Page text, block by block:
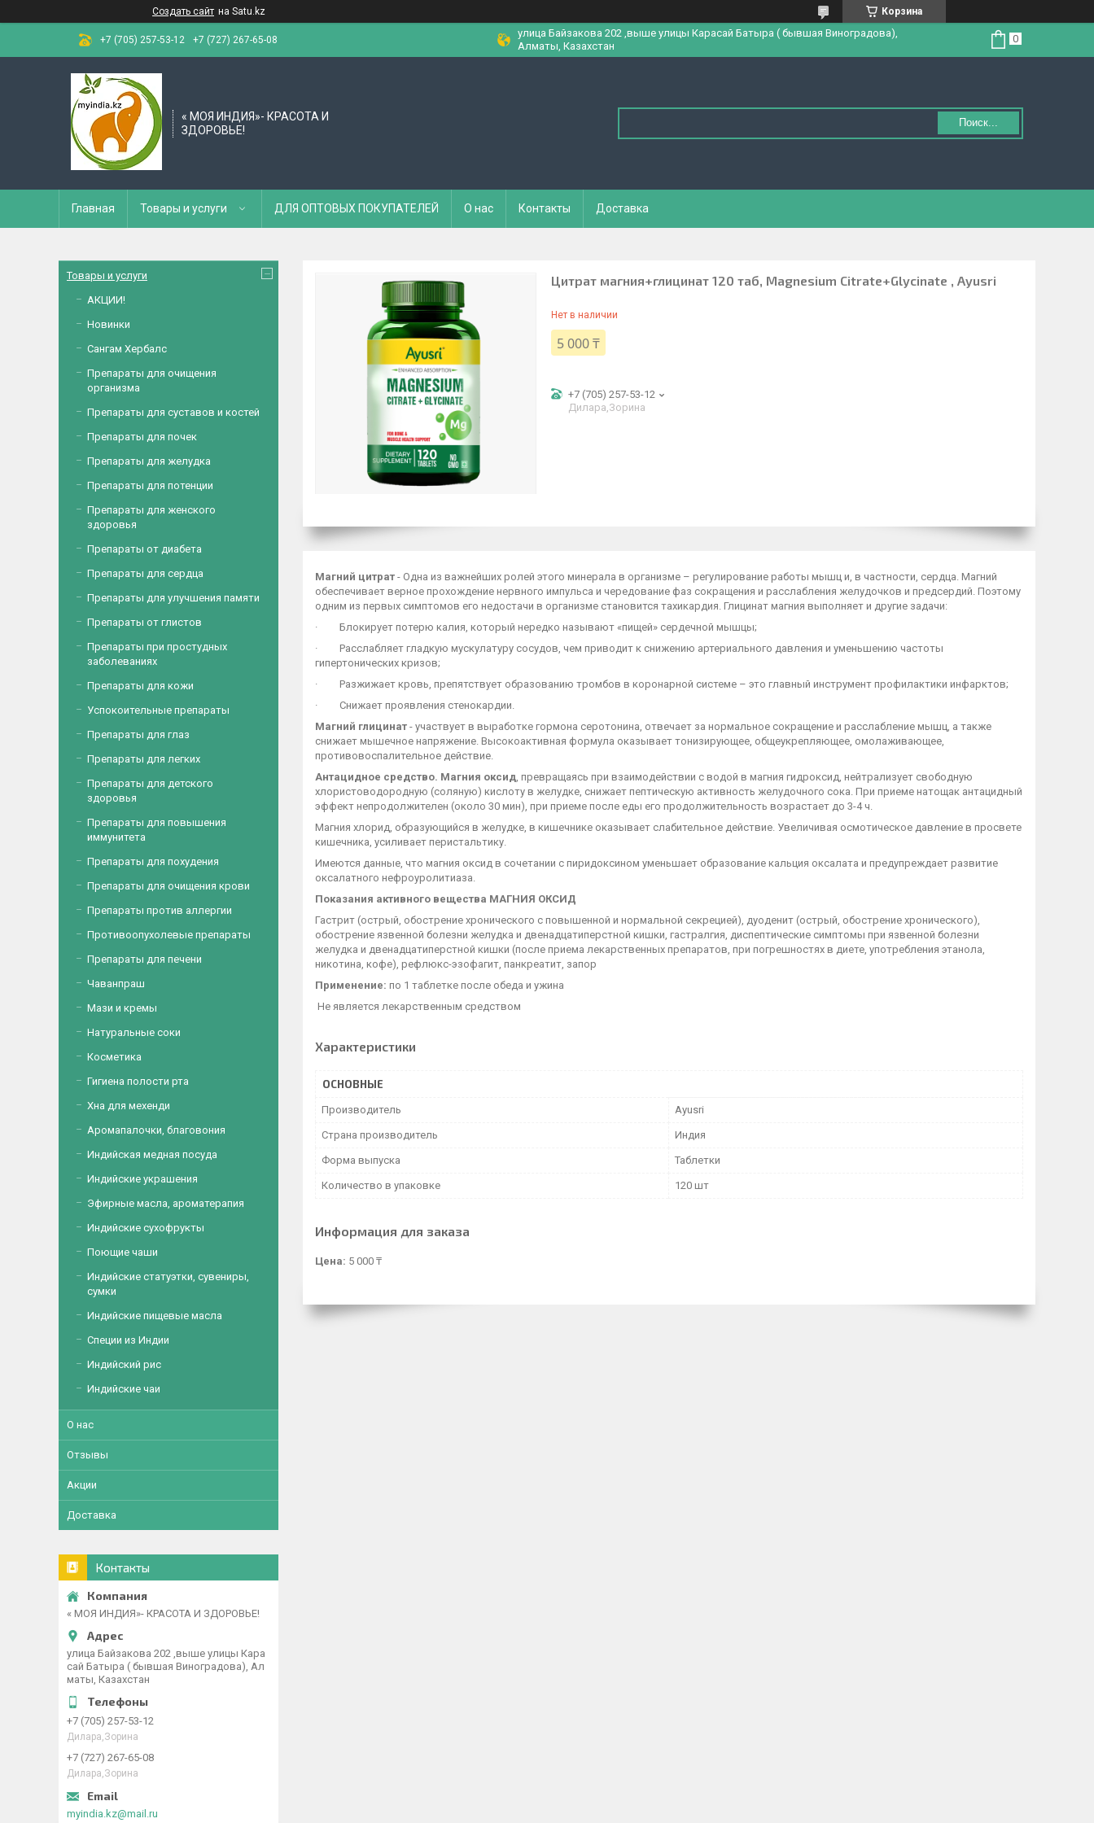
Создать сайт на Satu.kz Корзина
+7 (705) 257-53-12 +7 (727) 267-65-08
улица Байзакова 202 ,выше улицы Карасай Батыра ( бывшая Виноградова),
Алматы, Казахстан
« МОЯ ИНДИЯ»- КРАСОТА И
ЗДОРОВЬЕ!
Поиск...
Главная Товары и услуги ДЛЯ ОПТОВЫХ ПОКУПАТЕЛЕЙ О нас Контакты Доставка
Цитрат магния+глицинат 120 таб, Magnesium Citrate+Glycinate , Ayusri
Нет в наличии
5 000 ₸
+7 (705) 257-53-12
Дилара,Зорина
Магний цитрат - Одна из важнейших ролей этого минерала в организме – регулирование работы мышц и, в частности, сердца. Магний
обеспечивает верное прохождение нервного импульса и чередование фаз сокращения и расслабления желудочков и предсердий. Поэтому
одним из первых симптомов его недостачи в организме становится тахикардия. Глицинат магния выполняет и другие задачи:
· Блокирует потерю калия, который нередко называют «пищей» сердечной мышцы;
· Расслабляет гладкую мускулатуру сосудов, чем приводит к снижению артериального давления и уменьшению частоты
гипертонических кризов;
· Разжижает кровь, препятствует образованию тромбов в коронарной системе – это главный инструмент профилактики инфарктов;
· Снижает проявления стенокардии.
Магний глицинат - участвует в выработке гормона серотонина, отвечает за нормальное сокращение и расслабление мышц, а также
снижает мышечное напряжение. Высокоактивная формула оказывает тонизирующее, общеукрепляющее, омолаживающее,
противовоспалительное действие.
Антацидное средство. Магния оксид, превращаясь при взаимодействии с водой в магния гидроксид, нейтрализует свободную
хлористоводородную (соляную) кислоту в желудке, снижает пептическую активность желудочного сока. При приеме натощак антацидный
эффект непродолжителен (около 30 мин), при приеме после еды его продолжительность возрастает до 3-4 ч.
Магния хлорид, образующийся в желудке, в кишечнике оказывает слабительное действие. Увеличивая осмотическое давление в просвете
кишечника, усиливает перистальтику.
Имеются данные, что магния оксид в сочетании с пиридоксином уменьшает образование кальция оксалата и предупреждает развитие
оксалатного нефроуролитиаза.
Показания активного вещества МАГНИЯ ОКСИД
Гастрит (острый, обострение хронического с повышенной и нормальной секрецией), дуоденит (острый, обострение хронического),
обострение язвенной болезни желудка и двенадцатиперстной кишки, гастралгия, диспептические симптомы при язвенной болезни
желудка и двенадцатиперстной кишки (после приема лекарственных препаратов, при погрешностях в диете, употребления этанола,
никотина, кофе), рефлюкс-эзофагит, панкреатит, запор
Применение: по 1 таблетке после обеда и ужина
Не является лекарственным средством
Характеристики
ОСНОВНЫЕ
Производитель Ayusri
Страна производитель Индия
Форма выпуска Таблетки
Количество в упаковке 120 шт
Информация для заказа
Цена: 5 000 ₸
Товары и услуги
АКЦИИ!
Новинки
Сангам Хербалс
Препараты для очищения
организма
Препараты для суставов и костей
Препараты для почек
Препараты для желудка
Препараты для потенции
Препараты для женского
здоровья
Препараты от диабета
Препараты для сердца
Препараты для улучшения памяти
Препараты от глистов
Препараты при простудных
заболеваниях
Препараты для кожи
Успокоительные препараты
Препараты для глаз
Препараты для легких
Препараты для детского
здоровья
Препараты для повышения
иммунитета
Препараты для похудения
Препараты для очищения крови
Препараты против аллергии
Противоопухолевые препараты
Препараты для печени
Чаванпраш
Мази и кремы
Натуральные соки
Косметика
Гигиена полости рта
Хна для мехенди
Аромапалочки, благовония
Индийская медная посуда
Индийские украшения
Эфирные масла, ароматерапия
Индийские сухофрукты
Поющие чаши
Индийские статуэтки, сувениры,
сумки
Индийские пищевые масла
Специи из Индии
Индийский рис
Индийские чаи
О нас
Отзывы
Акции
Доставка
Контакты
« МОЯ ИНДИЯ»- КРАСОТА И ЗДОРОВЬЕ!
улица Байзакова 202 ,выше улицы Кара
сай Батыра ( бывшая Виноградова), Ал
маты, Казахстан
+7 (705) 257-53-12
Дилара,Зорина
+7 (727) 267-65-08
Дилара,Зорина
myindia.kz@mail.ru